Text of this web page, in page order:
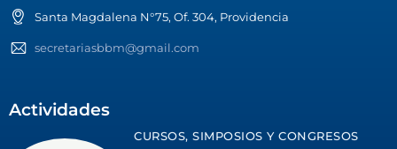
Santa Magdalena N°75, Of. 304, Providencia
secretariasbbm@gmail.com
Actividades
CURSOS, SIMPOSIOS Y CONGRESOS